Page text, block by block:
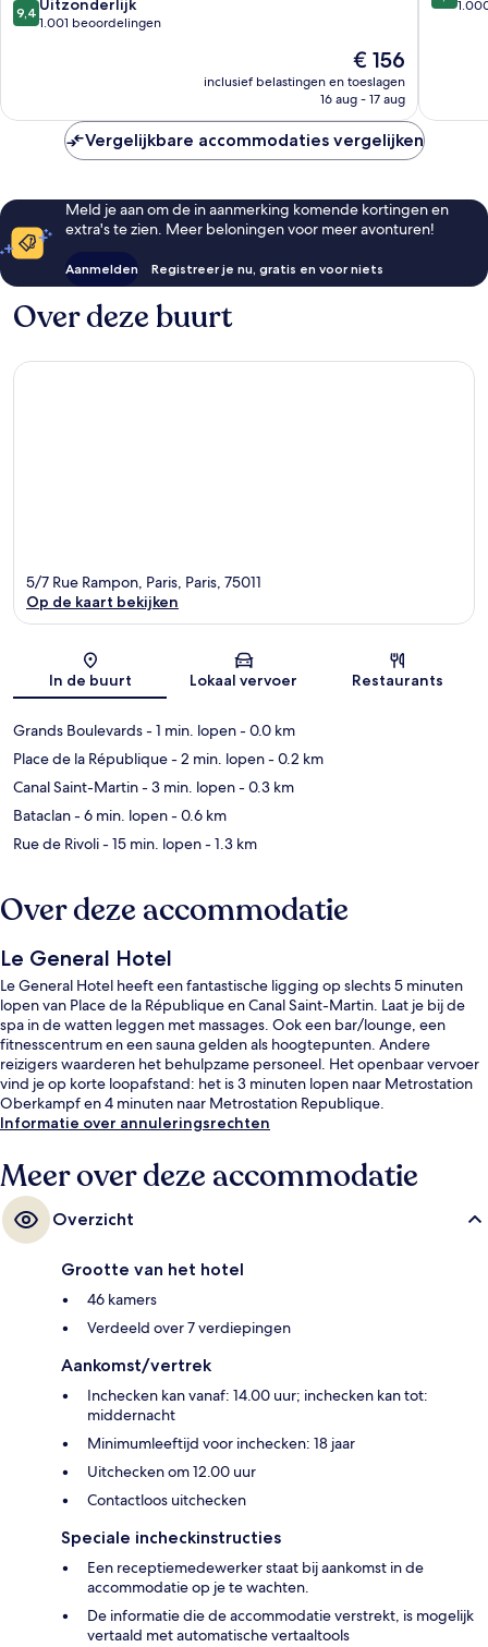
van
9,4 Uitzonderlijk
1.001 beoordelingen
De
prijs
is
€ 156
inclusief belastingen en toeslagen
16 aug - 17 aug
van
Vergelijkbare accommodaties vergelijken
Meld je aan om de in aanmerking komende kortingen en
extra's te zien. Meer beloningen voor meer avonturen!
Aanmelden Registreer je nu, gratis en voor niets
Over deze buurt
Kaart
5/7 Rue Rampon, Paris, Paris, 75011
Op de kaart bekijken
In de buurt Lokaal vervoer Restaurants
Grands Boulevards- 1 min. lopen- 0.0 km
Place de la République- 2 min. lopen- 0.2 km
Canal Saint-Martin- 3 min. lopen- 0.3 km
Bataclan- 6 min. lopen- 0.6 km
Rue de Rivoli- 15 min. lopen- 1.3 km
Over deze accommodatie
Le General Hotel
Le General Hotel heeft een fantastische ligging op slechts 5 minuten
lopen van Place de la République en Canal Saint-Martin. Laat je bij de
spa in de watten leggen met massages. Ook een bar/lounge, een
fitnesscentrum en een sauna gelden als hoogtepunten. Andere
reizigers waarderen het behulpzame personeel. Het openbaar vervoer
vind je op korte loopafstand: het is 3 minuten lopen naar Metrostation
Oberkampf en 4 minuten naar Metrostation Republique.
Informatie over annuleringsrechten
Meer over deze accommodatie
Overzicht
Grootte van het hotel
46 kamers
Verdeeld over 7 verdiepingen
Aankomst/vertrek
Inchecken kan vanaf: 14.00 uur; inchecken kan tot:
middernacht
Minimumleeftijd voor inchecken: 18 jaar
Uitchecken om 12.00 uur
Contactloos uitchecken
Speciale incheckinstructies
Een receptiemedewerker staat bij aankomst in de
accommodatie op je te wachten.
De informatie die de accommodatie verstrekt, is mogelijk
vertaald met automatische vertaaltools